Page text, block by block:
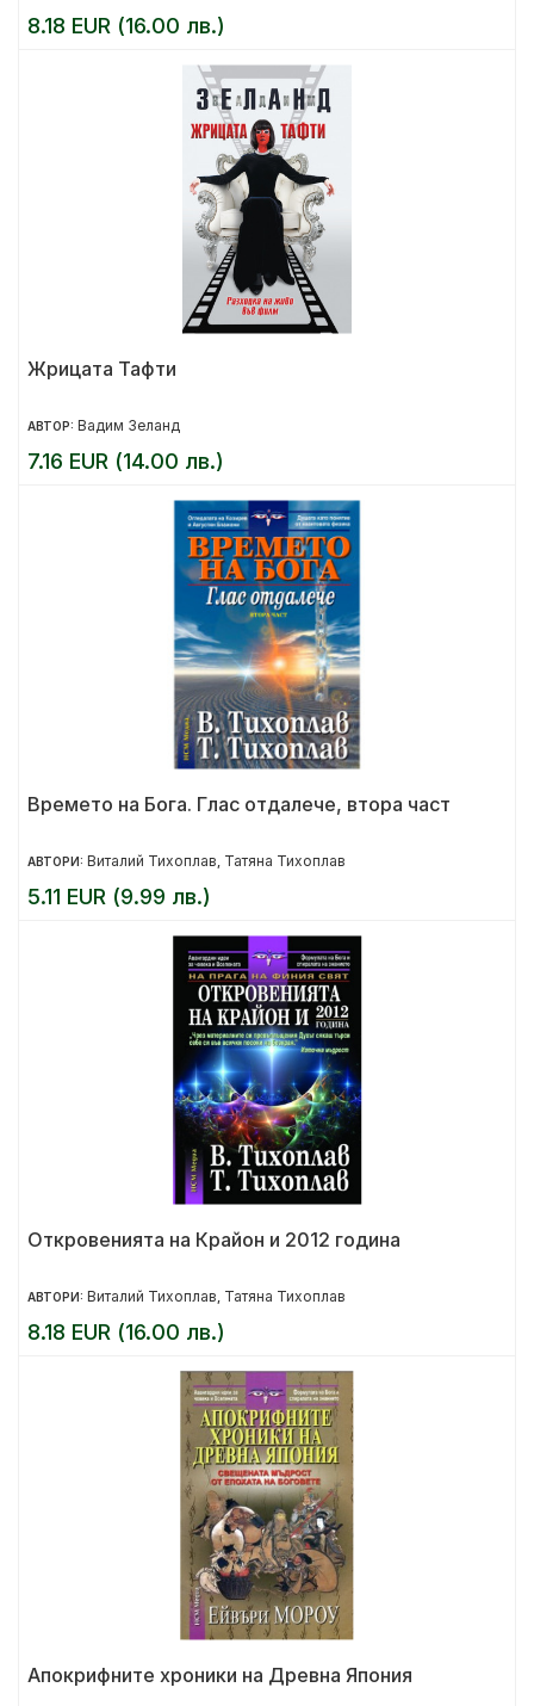
8.18 EUR (16.00 лв.)
Жрицата Тафти
АВТОР: Вадим Зеланд
7.16 EUR (14.00 лв.)
Времето на Бога. Глас отдалече, втора част
АВТОРИ: Виталий Тихоплав Татяна Тихоплав
5.11 EUR (9.99 лв.)
Откровенията на Крайон и 2012 година
АВТОРИ: Виталий Тихоплав Татяна Тихоплав
8.18 EUR (16.00 лв.)
Апокрифните хроники на Древна Япония